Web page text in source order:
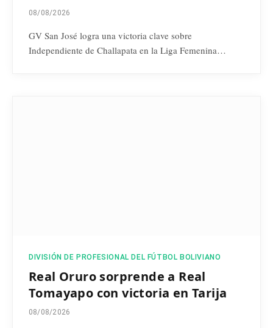
08/08/2026
GV San José logra una victoria clave sobre
Independiente de Challapata en la Liga Femenina…
DIVISIÓN DE PROFESIONAL DEL FÚTBOL BOLIVIANO
Real Oruro sorprende a Real
Tomayapo con victoria en Tarija
08/08/2026